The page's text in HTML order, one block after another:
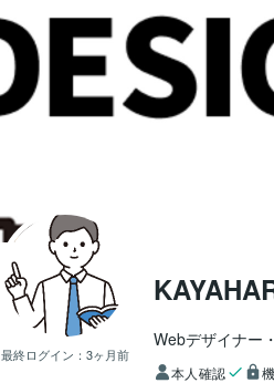
最終ログイン： 3ヶ月前
Webデザイナー
本人確認